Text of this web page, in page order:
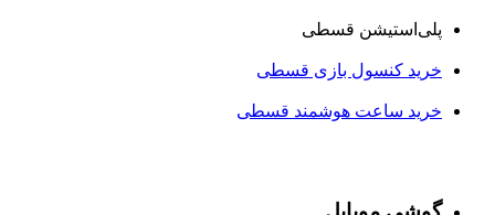
پلی‌استیشن قسطی
خرید کنسول بازی قسطی
خرید ساعت هوشمند قسطی